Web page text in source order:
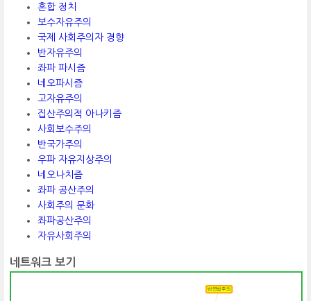
혼합 정치
보수자유주의
국제 사회주의자 경향
반자유주의
좌파 파시즘
네오파시즘
고자유주의
집산주의적 아나키즘
사회보수주의
반국가주의
우파 자유지상주의
네오나치즘
좌파 공산주의
사회주의 문화
좌파공산주의
자유사회주의
네트워크 보기